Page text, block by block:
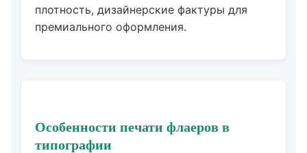
плотность, дизайнерские фактуры для
премиального оформления.
Особенности печати флаеров в
типографии